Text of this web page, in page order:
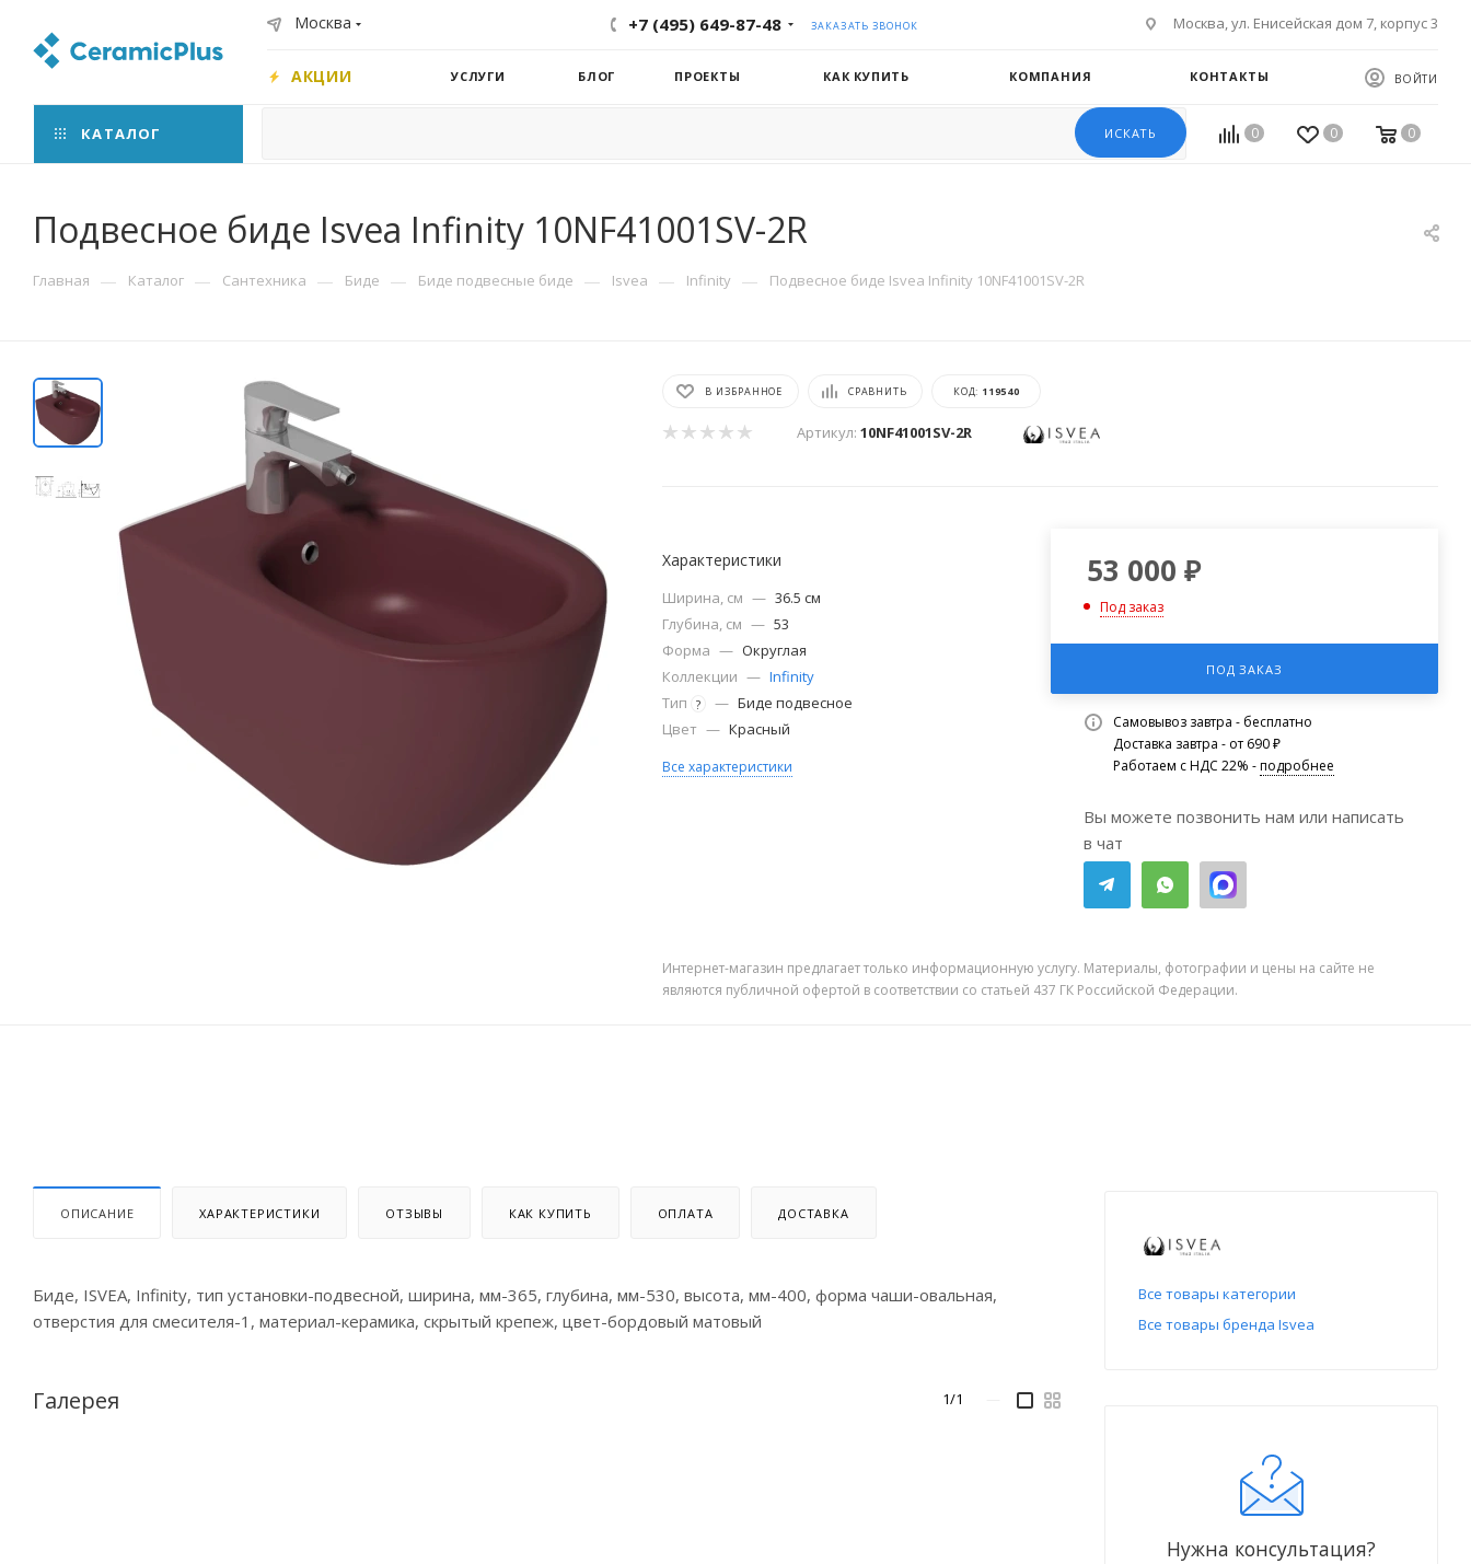
Москва +7 (495) 649-87-48 ЗАКАЗАТЬ ЗВОНОК Москва, ул. Енисейская дом 7, корпус 3
АКЦИИ УСЛУГИ БЛОГ ПРОЕКТЫ КАК КУПИТЬ КОМПАНИЯ КОНТАКТЫ ВОЙТИ
КАТАЛОГ ИСКАТЬ 0 0 0
Подвесное биде Isvea Infinity 10NF41001SV-2R
Главная — Каталог — Сантехника — Биде — Биде подвесные биде — Isvea — Infinity — Подвесное биде Isvea Infinity 10NF41001SV-2R
В ИЗБРАННОЕ СРАВНИТЬ КОД: 119540
Артикул: 10NF41001SV-2R
Характеристики
Ширина, см — 36.5 см
Глубина, см — 53
Форма — Округлая
Коллекции — Infinity
Тип
? — Биде подвесное
Цвет — Красный
Все характеристики
53 000 ₽
Под заказ
ПОД ЗАКАЗ
Самовывоз завтра - бесплатно
Доставка завтра - от 690 ₽
Работаем с НДС 22% -подробнее
Вы можете позвонить нам или написать
в чат
Интернет-магазин предлагает только информационную услугу. Материалы, фотографии и цены на сайте не
являются публичной офертой в соответствии со статьей 437 ГК Российской Федерации.
ОПИСАНИЕ ХАРАКТЕРИСТИКИ ОТЗЫВЫ КАК КУПИТЬ ОПЛАТА ДОСТАВКА
Биде, ISVEA, Infinity, тип установки-подвесной, ширина, мм-365, глубина, мм-530, высота, мм-400, форма чаши-овальная,
отверстия для смесителя-1, материал-керамика, скрытый крепеж, цвет-бордовый матовый
Галерея 1/1
Все товары категории
Все товары бренда Isvea
Нужна консультация?